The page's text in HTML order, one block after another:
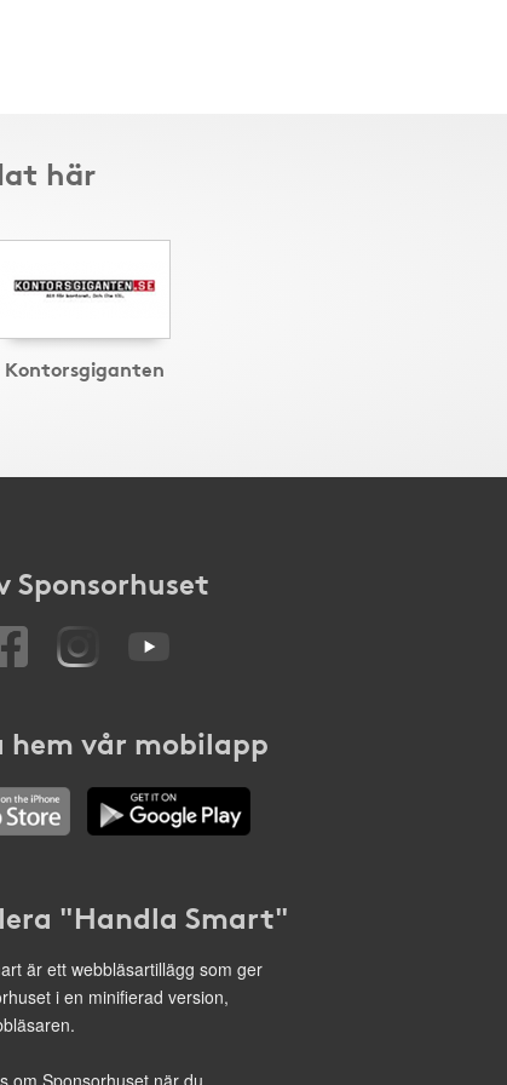
här
Kontorsgiganten
Sponsorhuset
hem vår mobilapp
"Handla Smart"
är ett webbläsartillägg som ger
i en minifierad version,